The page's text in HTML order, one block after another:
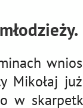
Mikołaj
w